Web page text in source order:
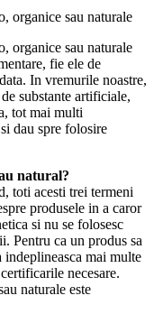
fie ele de
In vremurile noastre,
substante artificiale,
tot mai multi
dau spre folosire
natural?
toti acesti trei termeni
produsele in a caror
si nu se folosesc
Pentru ca un produs sa
mai multe
necesare.
naturale este